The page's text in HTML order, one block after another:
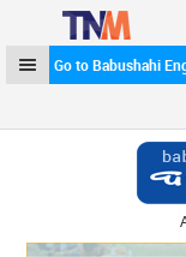
Go to Babushahi